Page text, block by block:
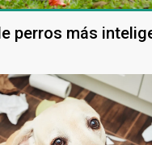
perros más